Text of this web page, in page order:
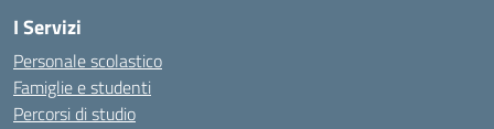
I Servizi
Personale scolastico
Famiglie e studenti
Percorsi di studio